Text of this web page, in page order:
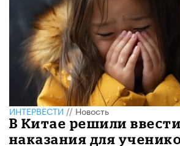
ИНТЕРВЕСТИ//Новость
В Китае решили
наказания для